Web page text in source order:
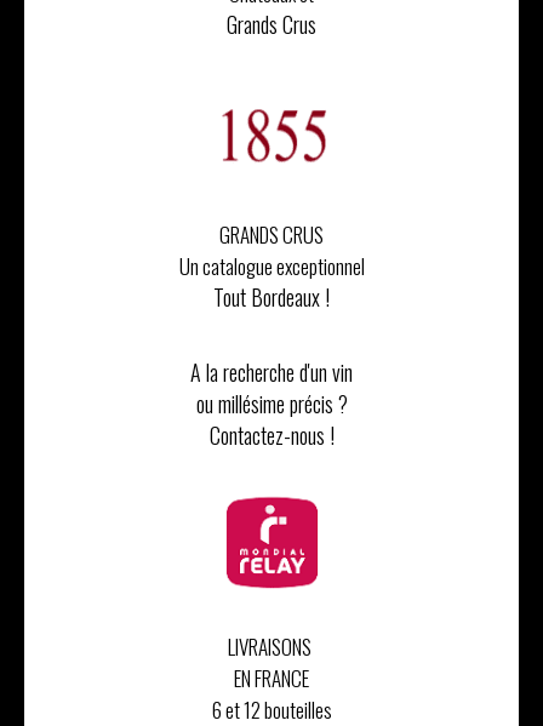
Grands Crus
GRANDS CRUS
Un catalogue exceptionnel
Tout Bordeaux !
A la recherche d'un vin
ou millésime précis ?
Contactez-nous !
LIVRAISONS
EN FRANCE
6 et 12 bouteilles